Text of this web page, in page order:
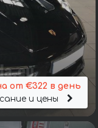
от €322 в день
и цены